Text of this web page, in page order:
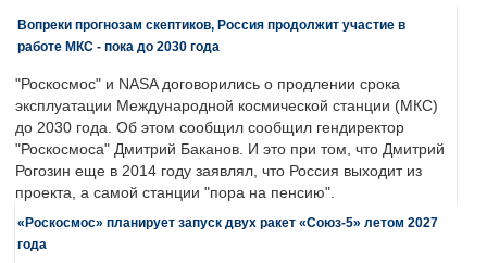
Вопреки прогнозам скептиков, Россия продолжит участие в
работе МКС - пока до 2030 года
"Роскосмос" и NASA договорились о продлении срока
эксплуатации Международной космической станции (МКС)
до 2030 года. Об этом сообщил сообщил гендиректор
"Роскосмоса" Дмитрий Баканов. И это при том, что Дмитрий
Рогозин еще в 2014 году заявлял, что Россия выходит из
проекта, а самой станции "пора на пенсию".
«Роскосмос» планирует запуск двух ракет «Союз-5» летом 2027
года